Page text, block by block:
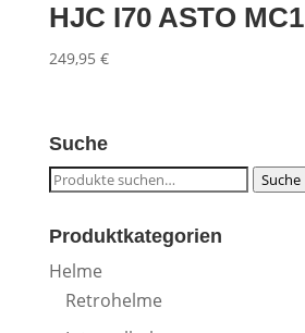
HJC I70 ASTO MC1
249,95 €
Suche
Suche
Suche
Produktkategorien
Helme
Retrohelme